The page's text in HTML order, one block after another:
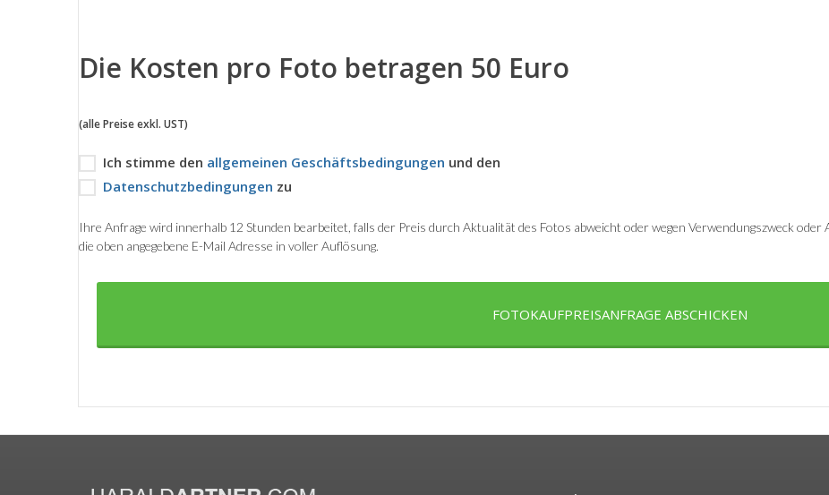
Die Kosten pro Foto betragen 50 Euro
(alle Preise exkl. UST)
Ich stimme den allgemeinen Geschäftsbedingungen und den
Datenschutzbedingungen zu
Ihre Anfrage wird innerhalb 12 Stunden bearbeitet, falls der Preis durch Aktualität des Fotos abweicht oder wegen Verwendungszweck oder
die oben angegebene E-Mail Adresse in voller Auflösung.
FOTOKAUFPREISANFRAGE ABSCHICKEN